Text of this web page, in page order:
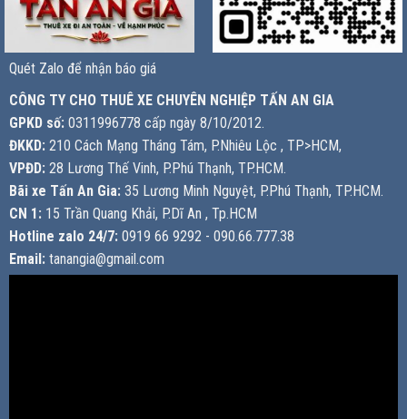
Quét Zalo để nhận báo giá
CÔNG TY CHO THUÊ XE CHUYÊN NGHIỆP TẤN AN GIA
GPKD số: 0311996778 cấp ngày 8/10/2012.
ĐKKD: 210 Cách Mạng Tháng Tám, P.Nhiêu Lộc , TP>HCM,
VPĐD: 28 Lương Thế Vinh, P.Phú Thạnh, TP.HCM.
Bãi xe Tấn An Gia: 35 Lương Minh Nguyệt, P.Phú Thạnh, TP.HCM.
CN 1: 15 Trần Quang Khải, P.Dĩ An , Tp.HCM
Hotline zalo 24/7: 0919 66 9292 - 090.66.777.38
Email: tanangia@gmail.com